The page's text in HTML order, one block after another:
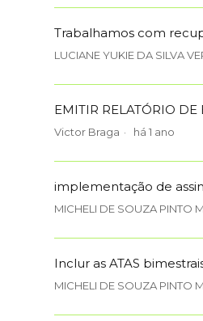
Trabalhamos com
LUCIANE YUKIE DA SILVA
EMITIR RELATÓRIO DE
Victor Braga há 1 ano
implementação de
MICHELI DE SOUZA PINTO
Inclur as ATAS
MICHELI DE SOUZA PINTO